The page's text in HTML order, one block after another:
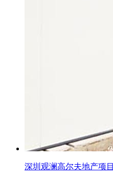
深圳观澜高尔夫地产项目